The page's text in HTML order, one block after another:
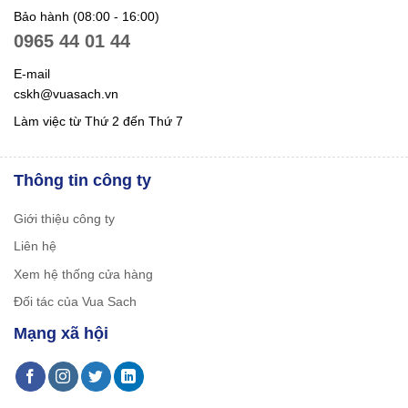
Bảo hành (08:00 - 16:00)
0965 44 01 44
E-mail
cskh@vuasach.vn
Làm việc từ Thứ 2 đến Thứ 7
Thông tin công ty
Giới thiệu công ty
Liên hệ
Xem hệ thống cửa hàng
Đối tác của Vua Sach
Mạng xã hội